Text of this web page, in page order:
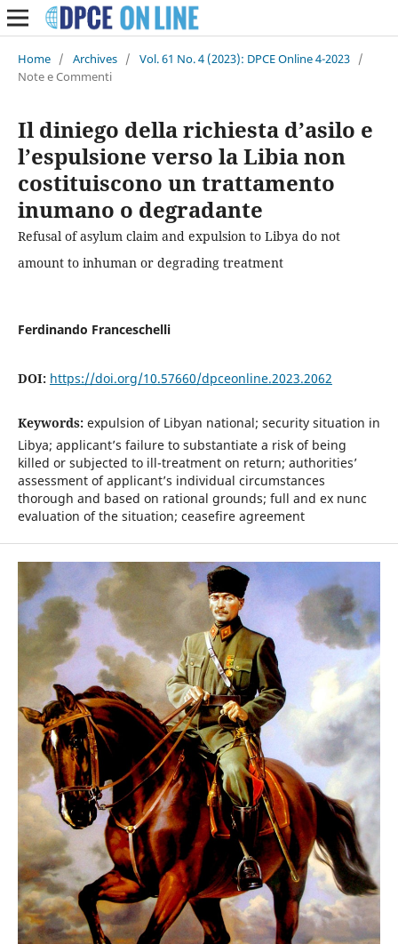
Home / Archives / Vol. 61 No. 4 (2023): DPCE Online 4-2023 /
Note e Commenti
Il diniego della richiesta d’asilo e
l’espulsione verso la Libia non
costituiscono un trattamento
inumano o degradante
Refusal of asylum claim and expulsion to Libya do not
amount to inhuman or degrading treatment
Ferdinando Franceschelli
DOI: https://doi.org/10.57660/dpceonline.2023.2062
Keywords: expulsion of Libyan national; security situation in
Libya; applicant’s failure to substantiate a risk of being
killed or subjected to ill-treatment on return; authorities’
assessment of applicant’s individual circumstances
thorough and based on rational grounds; full and ex nunc
evaluation of the situation; ceasefire agreement